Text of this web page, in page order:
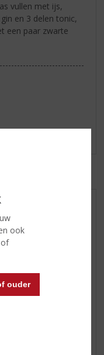
ook
ouder
vullen met ijs,
en 3 delen tonic,
een paar zwarte